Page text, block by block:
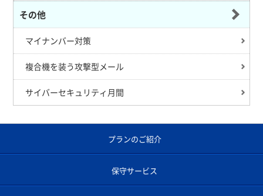
その他
マイナンバー対策
複合機を装う攻撃型メール
サイバーセキュリティ月間
プランのご紹介
保守サービス